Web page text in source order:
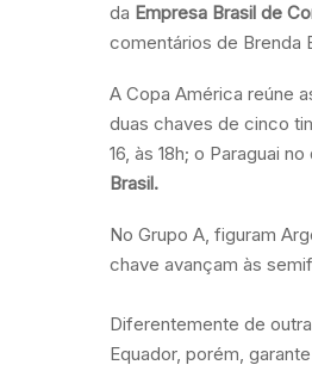
da Empresa Brasil de
comentários de Brenda
A Copa América reúne
duas chaves de cinco
16, às 18h; o Paraguai
Brasil.
No Grupo A, figuram
chave avançam às
Diferentemente de
Equador, porém,